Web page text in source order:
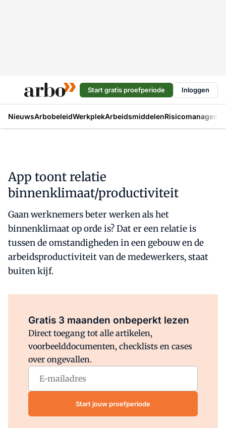
Start gratis proefperiode Inloggen
NieuwsArbobeleidWerkplekArbeidsmiddelen
App toont relatie
binnenklimaat/productiviteit
Gaan werknemers beter werken als het
binnenklimaat op orde is? Dat er een relatie is
tussen de omstandigheden in een gebouw en de
arbeidsproductiviteit van de medewerkers, staat
buiten kijf.
Gratis 3 maanden onbeperkt lezen
Direct toegang tot alle artikelen,
voorbeelddocumenten, checklists en cases
over ongevallen.
Start jouw proefperiode